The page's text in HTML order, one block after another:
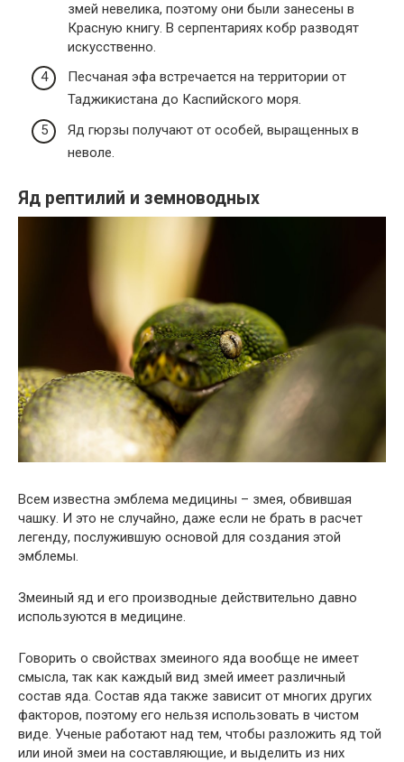
змей невелика, поэтому они были занесены в
Красную книгу. В серпентариях кобр разводят
искусственно.
Песчаная эфа встречается на территории от
Таджикистана до Каспийского моря.
Яд гюрзы получают от особей, выращенных в
неволе.
Яд рептилий и земноводных
Всем известна эмблема медицины – змея, обвившая
чашку. И это не случайно, даже если не брать в расчет
легенду, послужившую основой для создания этой
эмблемы.
Змеиный яд и его производные действительно давно
используются в медицине.
Говорить о свойствах змеиного яда вообще не имеет
смысла, так как каждый вид змей имеет различный
состав яда. Состав яда также зависит от многих других
факторов, поэтому его нельзя использовать в чистом
виде. Ученые работают над тем, чтобы разложить яд той
или иной змеи на составляющие, и выделить из них